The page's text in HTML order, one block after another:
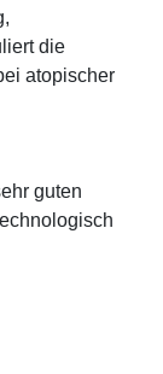
die
atopischer
guten